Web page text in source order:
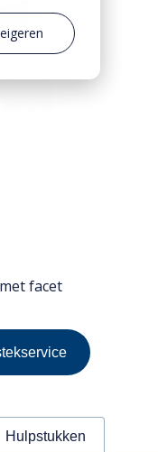
facet
Hulpstukken